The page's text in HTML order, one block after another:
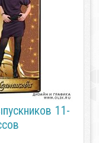
11-